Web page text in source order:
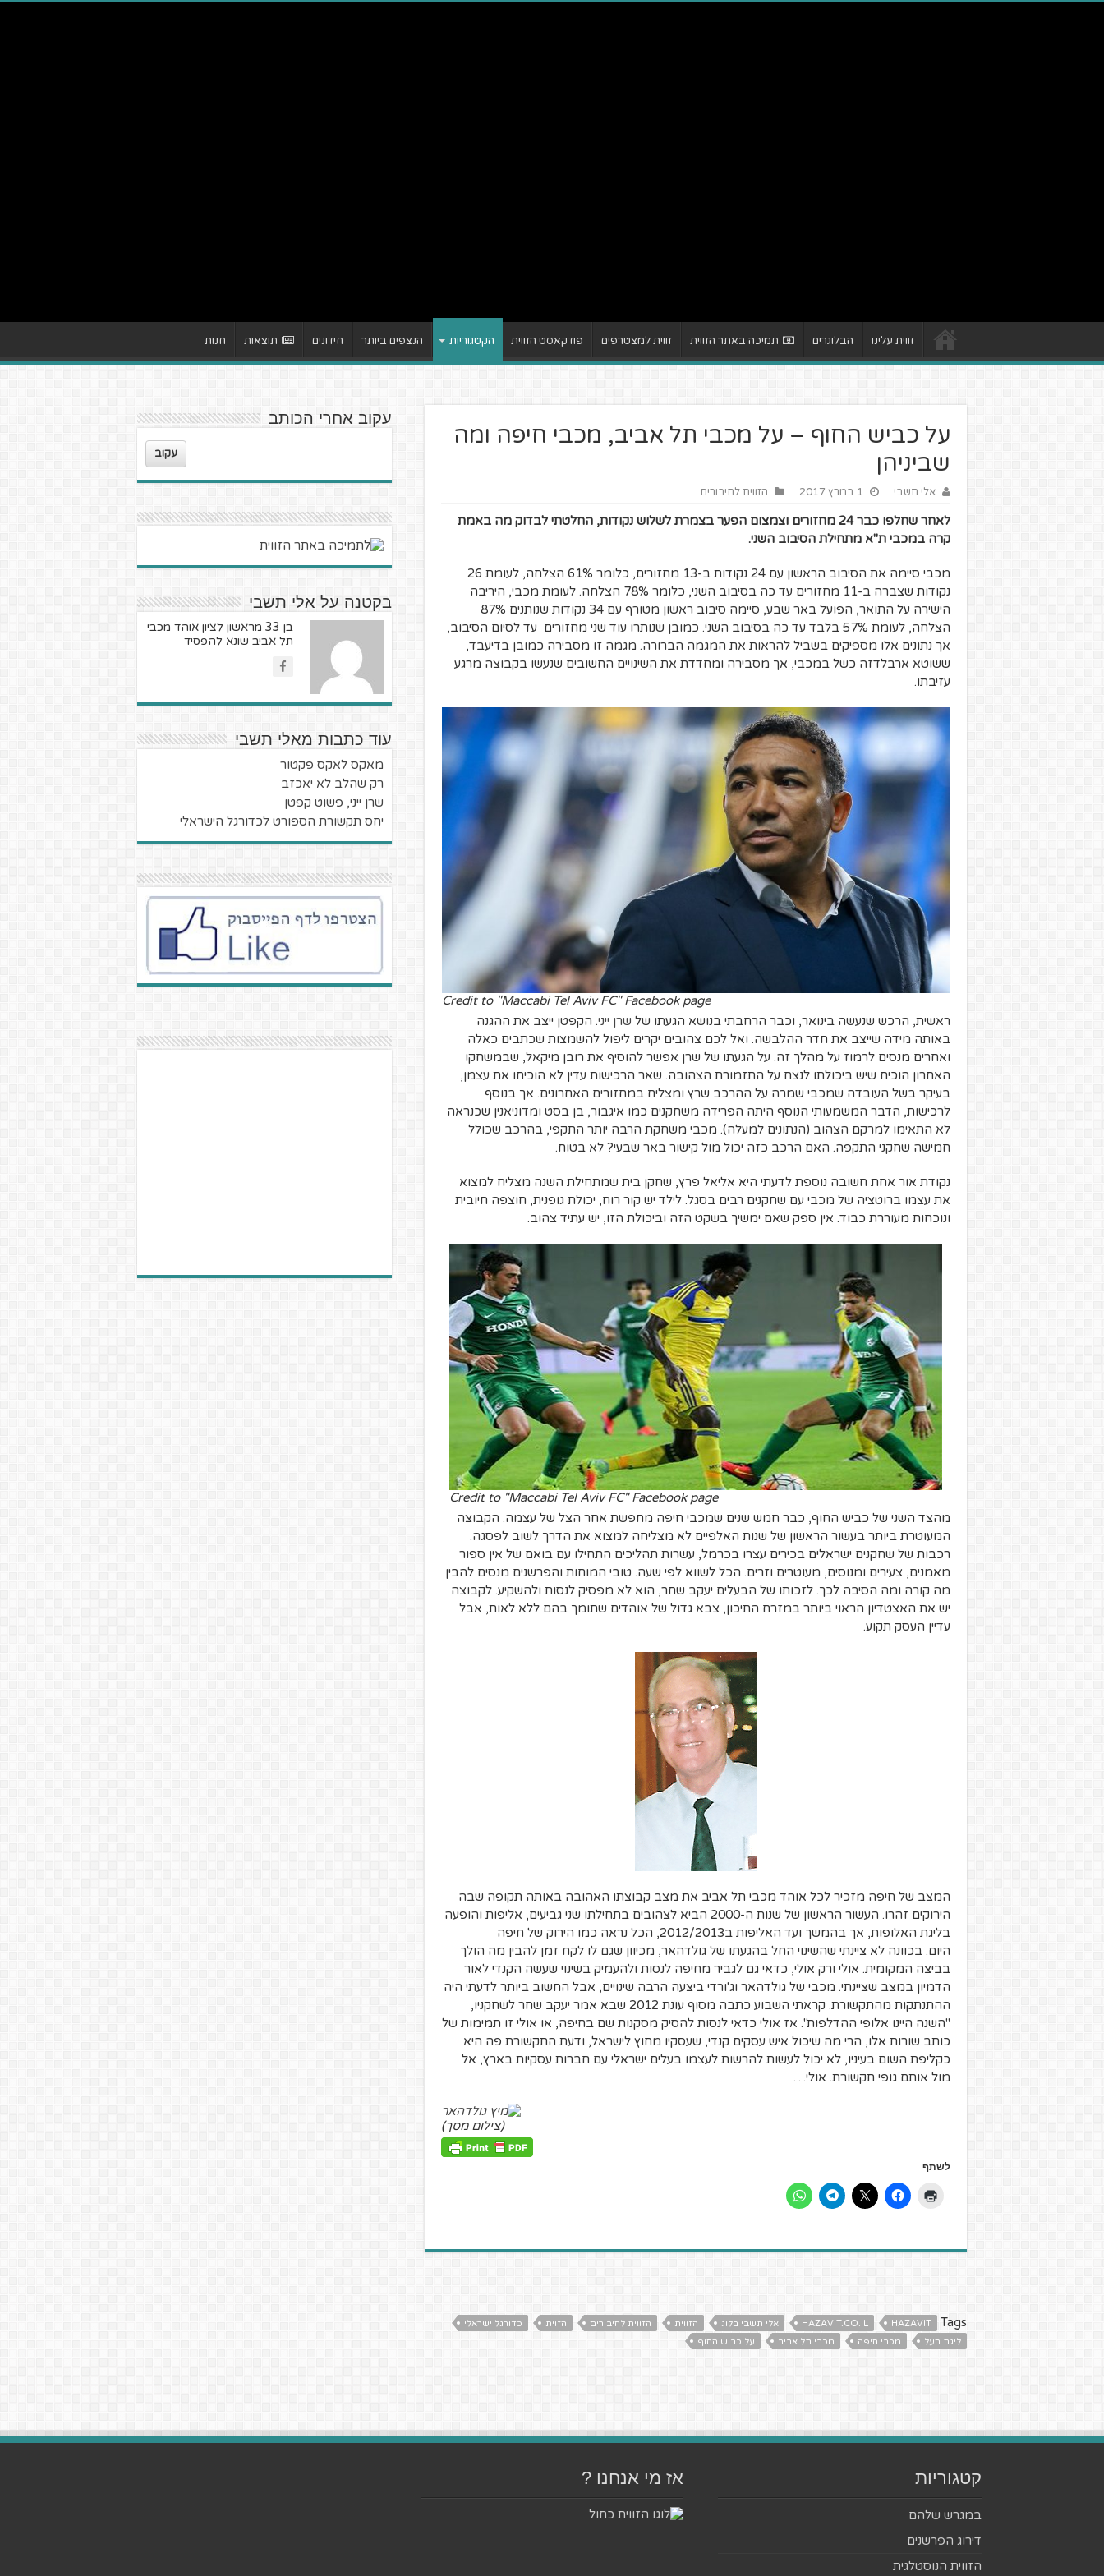
זווית עלינו הבלוגרים תמיכה באתר הזווית זווית למצטרפים פודקאסט הזווית הקטגוריות הנצפים ביותר חידונים תוצאות חנות
על כביש החוף – על מכבי תל אביב, מכבי חיפה ומה
שביניהן
אלי תשבי 1 במרץ 2017 הזווית לחיבורים
לאחר שחלפו כבר 24 מחזורים וצמצום הפער בצמרת לשלוש נקודות, החלטתי לבדוק מה באמת
קרה במכבי ת"א מתחילת הסיבוב השני.
מכבי סיימה את הסיבוב הראשון עם 24 נקודות ב-13 מחזורים, כלומר 61% הצלחה, לעומת 26
נקודות שצברה ב-11 מחזורים עד כה בסיבוב השני, כלומר 78% הצלחה. לעומת מכבי, היריבה
הישירה על התואר, הפועל באר שבע, סיימה סיבוב ראשון מטורף עם 34 נקודות שנותנים 87%
הצלחה, לעומת 57% בלבד עד כה בסיבוב השני. כמובן שנותרו עוד שני מחזורים עד לסיום הסיבוב,
אך נתונים אלו מספיקים בשביל להראות את המגמה הברורה. מגמה זו מסבירה כמובן בדיעבד,
ששוטא ארבלדזה כשל במכבי, אך מסבירה ומחדדת את השינויים החשובים שנעשו בקבוצה מרגע
עזיבתו.
Credit to "Maccabi Tel Aviv FC" Facebook page
ראשית, הרכש שנעשה בינואר, וכבר הרחבתי בנושא הגעתו של שרן ייני. הקפטן ייצב את ההגנה
באותה מידה שייצב את חדר ההלבשה. ואל לכם צהובים יקרים ליפול להשמצות שכתבים כאלה
ואחרים מנסים לרמוז על מהלך זה. על הגעתו של שרן אפשר להוסיף את רובן מיקאל, שבמשחקו
האחרון הוכיח שיש ביכולתו לנצח על התזמורת הצהובה. שאר הרכישות עדין לא הוכיחו את עצמן,
בעיקר בשל העובדה שמכבי שמרה על ההרכב שרץ ומצליח במחזורים האחרונים. אך בנוסף
לרכישות, הדבר המשמעותי הנוסף היתה הפרידה משחקנים כמו איגבור, בן בסט ומדוניאנין שכנראה
לא התאימו למרקם הצהוב (הנתונים למעלה). מכבי משחקת הרבה יותר התקפי, בהרכב שכולל
חמישה שחקני התקפה. האם הרכב כזה יכול מול קישור באר שבעי? לא בטוח.
נקודת אור אחת חשובה נוספת לדעתי היא אליאל פרץ, שחקן בית שמתחילת השנה מצליח למצוא
את עצמו ברוטציה של מכבי עם שחקנים רבים בסגל. לילד יש קור רוח, יכולת גופנית, חוצפה חיובית
ונוכחות מעוררת כבוד. אין ספק שאם ימשיך בשקט הזה וביכולת הזו, יש עתיד צהוב.
Credit to "Maccabi Tel Aviv FC" Facebook page
מהצד השני של כביש החוף, כבר חמש שנים שמכבי חיפה מחפשת אחר הצל של עצמה. הקבוצה
המעוטרת ביותר בעשור הראשון של שנות האלפיים לא מצליחה למצוא את הדרך לשוב לפסגה.
רכבות של שחקנים ישראלים בכירים עצרו בכרמל, עשרות תהליכים התחילו עם בואם של אין ספור
מאמנים, צעירים ומנוסים, מעוטרים וזרים. הכל לשווא לפי שעה. טובי המוחות והפרשנים מנסים להבין
מה קורה ומה הסיבה לכך. לזכותו של הבעלים יעקב שחר, הוא לא מפסיק לנסות ולהשקיע. לקבוצה
יש את האצטדיון הראוי ביותר במזרח התיכון, צבא גדול של אוהדים שתומך בהם ללא לאות, אבל
עדיין העסק תקוע.
המצב של חיפה מזכיר לכל אוהד מכבי תל אביב את מצב קבוצתו האהובה באותה תקופה שבה
הירוקים זהרו. העשור הראשון של שנות ה-2000 הביא לצהובים בתחילתו שני גביעים, אליפות והופעה
בליגת האלופות, אך בהמשך ועד האליפות ב2012/2013, הכל נראה כמו הירוק של חיפה
היום. בכוונה לא ציינתי שהשינוי החל בהגעתו של גולדהאר, מכיוון שגם לו לקח זמן להבין מה הולך
בביצה המקומית. אולי ורק אולי, כדאי גם לגביר מחיפה לנסות ולהעמיק בשינוי שעשה הקנדי לאור
הדמיון במצב שציינתי. מכבי של גולדהאר וג'ורדי ביצעה הרבה שינויים, אבל החשוב ביותר לדעתי היה
ההתנתקות מהתקשורת. קראתי השבוע כתבה מסוף עונת 2012 שבא אמר יעקב שחר לשחקניו,
"השנה היינו אלופי ההדלפות". אז אולי כדאי לנסות להסיק מסקנות שם בחיפה, או אולי זו תמימות של
כותב שורות אלו, הרי מה שיכול איש עסקים קנדי, שעסקיו מחוץ לישראל, ודעת התקשורת פה היא
כקליפת השום בעיניו, לא יכול לעשות להרשות לעצמו בעלים ישראלי עם חברות עסקיות בארץ, אל
מול אותם גופי תקשורת. אולי…
(צילום מסך)
לשתף
Tags
HAZAVIT
HAZAVIT.CO.IL אלי תשבי בלוג הזווית הזווית לחיבורים הזוית
כדורגל ישראלי
ליגת העל
מכבי חיפה מכבי תל אביב על כביש החוף
עקוב אחרי הכותב
עקוב
בקטנה על אלי תשבי
בן 33 מראשון לציון אוהד מכבי
תל אביב שונא להפסיד
עוד כתבות מאלי תשבי
מאקס לאקס פקטור
רק שהלב לא יאכזב
שרן ייני, פשוט קפטן
יחס תקשורת הספורט לכדורגל הישראלי
קטגוריות
במגרש שלהם
דירוג הפרשנים
הזווית הנוסטלגית
אז מי אנחנו ?